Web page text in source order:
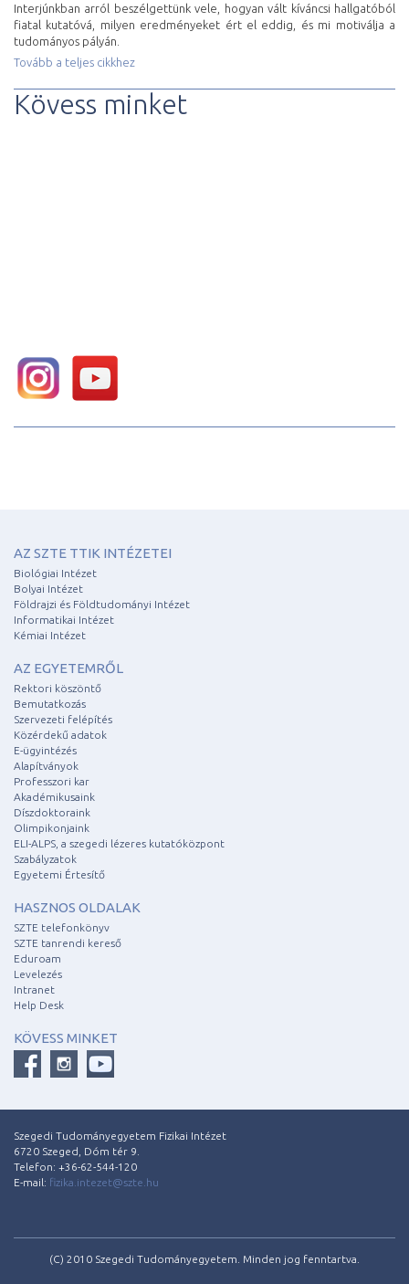
Interjúnkban arról beszélgettünk vele, hogyan vált kíváncsi hallgatóból
fiatal kutatóvá, milyen eredményeket ért el eddig, és mi motiválja a
tudományos pályán.
Tovább a teljes cikkhez
Kövess minket
AZ SZTE TTIK INTÉZETEI
Biológiai Intézet
Bolyai Intézet
Földrajzi és Földtudományi Intézet
Informatikai Intézet
Kémiai Intézet
AZ EGYETEMRŐL
Rektori köszöntő
Bemutatkozás
Szervezeti felépítés
Közérdekű adatok
E-ügyintézés
Alapítványok
Professzori kar
Akadémikusaink
Díszdoktoraink
Olimpikonjaink
ELI-ALPS, a szegedi lézeres kutatóközpont
Szabályzatok
Egyetemi Értesítő
HASZNOS OLDALAK
SZTE telefonkönyv
SZTE tanrendi kereső
Eduroam
Levelezés
Intranet
Help Desk
KÖVESS MINKET
Szegedi Tudományegyetem Fizikai Intézet
6720 Szeged, Dóm tér 9.
Telefon: +36-62-544-120
E-mail: fizika.intezet@szte.hu
(C) 2010 Szegedi Tudományegyetem. Minden jog fenntartva.